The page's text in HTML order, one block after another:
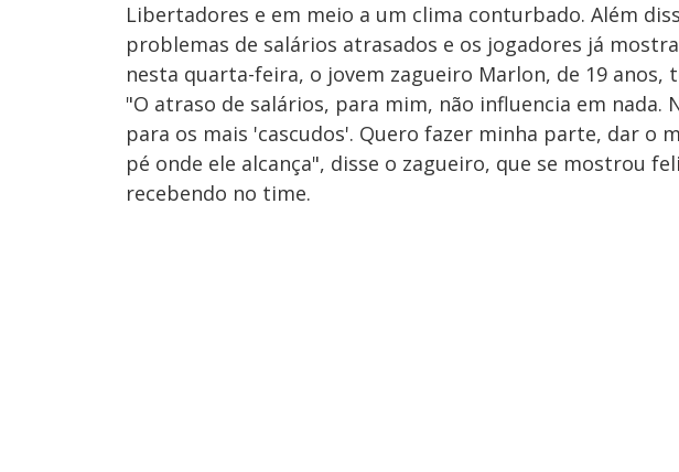
Libertadores e em meio a um clima conturbado. Além
problemas de salários atrasados e os jogadores já
nesta quarta-feira, o jovem zagueiro Marlon, de 19 anos,
"O atraso de salários, para mim, não influencia em nada.
para os mais 'cascudos'. Quero fazer minha parte, dar o
pé onde ele alcança", disse o zagueiro, que se mostrou
recebendo no time.